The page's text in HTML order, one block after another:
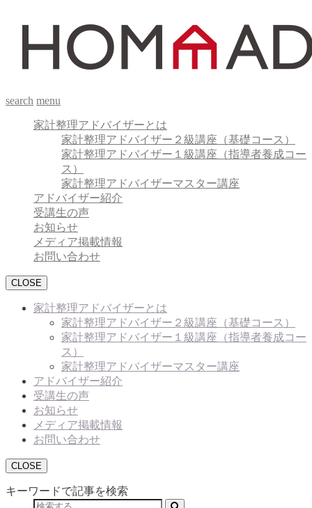
search menu
家計整理アドバイザーとは
家計整理アドバイザー２級講座（基礎コース）
家計整理アドバイザー１級講座（指導者養成コー
ス）
家計整理アドバイザーマスター講座
アドバイザー紹介
受講生の声
お知らせ
メディア掲載情報
お問い合わせ
CLOSE
家計整理アドバイザーとは
家計整理アドバイザー２級講座（基礎コース）
家計整理アドバイザー１級講座（指導者養成コー
ス）
家計整理アドバイザーマスター講座
アドバイザー紹介
受講生の声
お知らせ
メディア掲載情報
お問い合わせ
CLOSE
キーワードで記事を検索